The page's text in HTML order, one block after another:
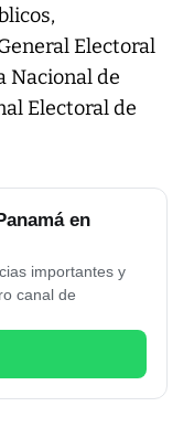
Electoral
Nacional de
Electoral de
en
importantes y
canal de